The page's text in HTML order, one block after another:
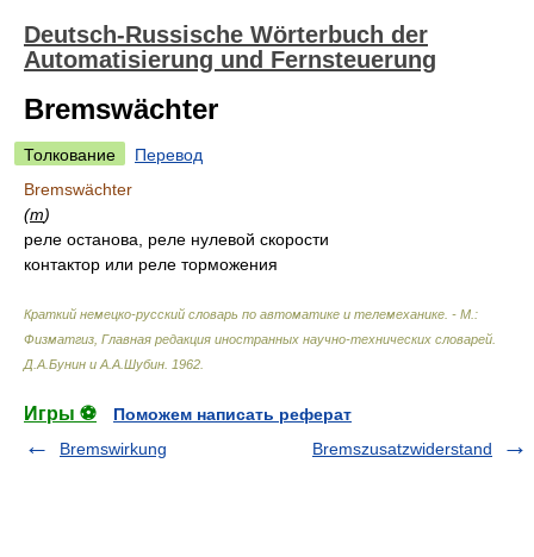
Deutsch-Russische Wörterbuch der
Automatisierung und Fernsteuerung
Bremswächter
Толкование
Перевод
Bremswächter
(m)
реле останова, реле нулевой скорости
контактор или реле торможения
Краткий немецко-русский словарь по автоматике и телемеханике. - М.:
Физматгиз, Главная редакция иностранных научно-технических словарей
Д.А.Бунин и А.А.Шубин 1962
Игры ⚽
Поможем написать реферат
Bremswirkung
Bremszusatzwiderstand